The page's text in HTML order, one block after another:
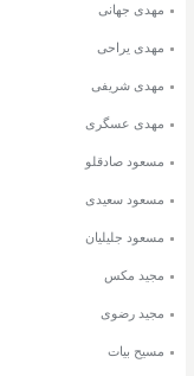
مهدی جهانی
مهدی یراحی
مهدی شریفی
مهدی عسگری
مسعود صادقلو
مسعود سعیدی
مسعود جلیلیان
مجید مکس
مجید رضوی
مسیح بیات